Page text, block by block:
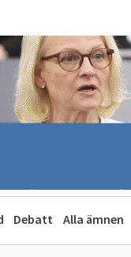
Debatt Alla ämnen